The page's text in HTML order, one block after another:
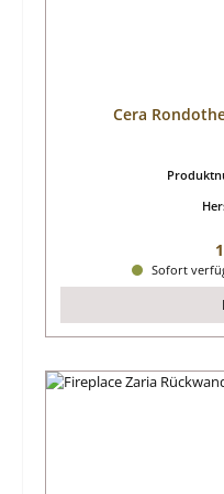
Cera
Sofort